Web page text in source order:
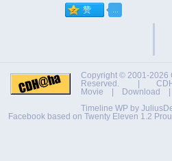
Copyright © 2001-2026
Reserved. |
Movie
Download
Timeline WP by
Facebook based on Twenty Eleven 1.2